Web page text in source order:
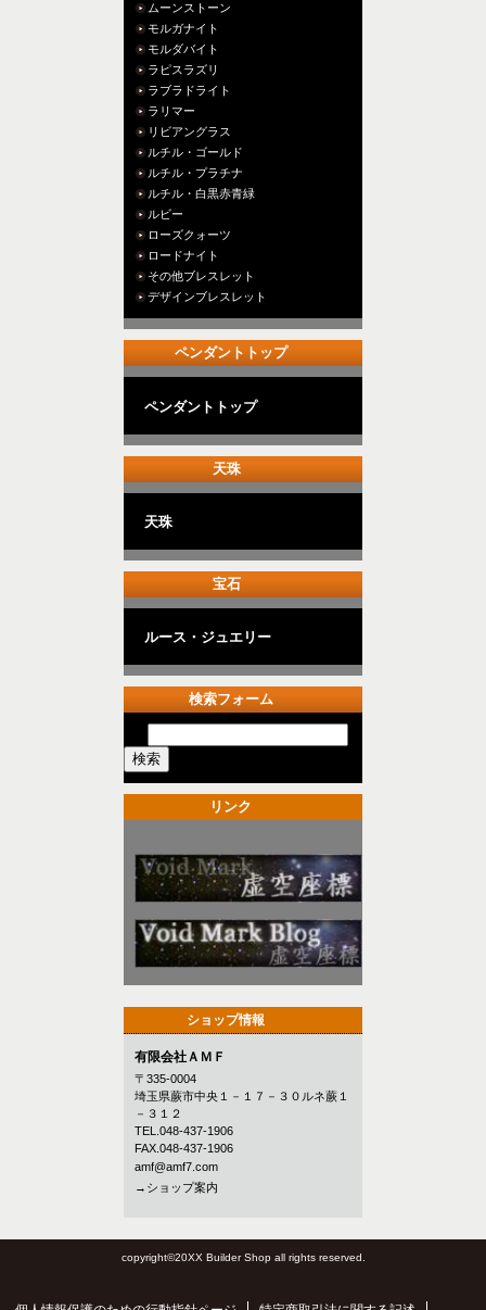
ムーンストーン
モルガナイト
モルダバイト
ラピスラズリ
ラブラドライト
ラリマー
リビアングラス
ルチル・ゴールド
ルチル・プラチナ
ルチル・白黒赤青緑
ルビー
ローズクォーツ
ロードナイト
その他ブレスレット
デザインブレスレット
ペンダントトップ
ペンダントトップ
天珠
天珠
宝石
ルース・ジュエリー
検索フォーム
リンク
ショップ情報
有限会社ＡＭＦ
〒335-0004
埼玉県蕨市中央１－１７－３０ルネ蕨１
－３１２
TEL.048-437-1906
FAX.048-437-1906
amf@amf7.com
→ショップ案内
copyright©20XX Builder Shop all rights reserved.